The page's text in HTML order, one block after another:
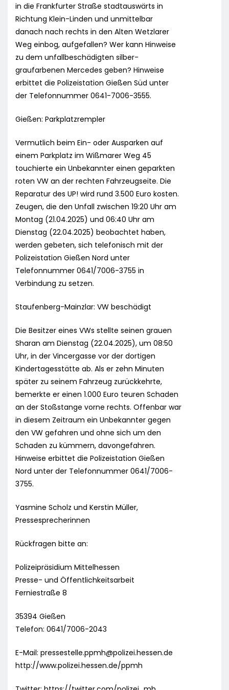
in die Frankfurter Straße stadtauswärts in
Richtung Klein-Linden und unmittelbar
danach nach rechts in den Alten Wetzlarer
Weg einbog, aufgefallen? Wer kann Hinweise
zu dem unfallbeschädigten silber-
graufarbenen Mercedes geben? Hinweise
erbittet die Polizeistation Gießen Süd unter
der Telefonnummer 0641-7006-3555.
Gießen: Parkplatzrempler
Vermutlich beim Ein- oder Ausparken auf
einem Parkplatz im Wißmarer Weg 45
touchierte ein Unbekannter einen geparkten
roten VW an der rechten Fahrzeugseite. Die
Reparatur des UP! wird rund 3.500 Euro kosten.
Zeugen, die den Unfall zwischen 19:20 Uhr am
Montag (21.04.2025) und 06:40 Uhr am
Dienstag (22.04.2025) beobachtet haben,
werden gebeten, sich telefonisch mit der
Polizeistation Gießen Nord unter
Telefonnummer 0641/7006-3755 in
Verbindung zu setzen.
Staufenberg-Mainzlar: VW beschädigt
Die Besitzer eines VWs stellte seinen grauen
Sharan am Dienstag (22.04.2025), um 08:50
Uhr, in der Vincergasse vor der dortigen
Kindertagesstätte ab. Als er zehn Minuten
später zu seinem Fahrzeug zurückkehrte,
bemerkte er einen 1.000 Euro teuren Schaden
an der Stoßstange vorne rechts. Offenbar war
in diesem Zeitraum ein Unbekannter gegen
den VW gefahren und ohne sich um den
Schaden zu kümmern, davongefahren.
Hinweise erbittet die Polizeistation Gießen
Nord unter der Telefonnummer 0641/7006-
3755.
Yasmine Scholz und Kerstin Müller,
Pressesprecherinnen
Rückfragen bitte an:
Polizeipräsidium Mittelhessen
Presse- und Öffentlichkeitsarbeit
Ferniestraße 8
35394 Gießen
Telefon: 0641/7006-2043
E-Mail: pressestelle.ppmh@polizei.hessen.de
http://www.polizei.hessen.de/ppmh